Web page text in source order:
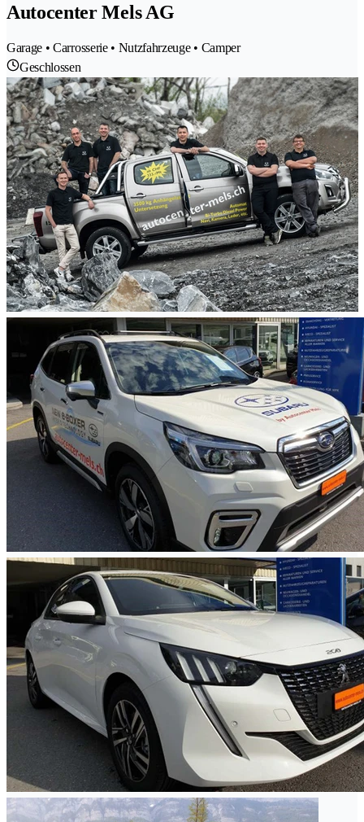
Autocenter Mels AG
Garage • Carrosserie • Nutzfahrzeuge • Camper
Geschlossen